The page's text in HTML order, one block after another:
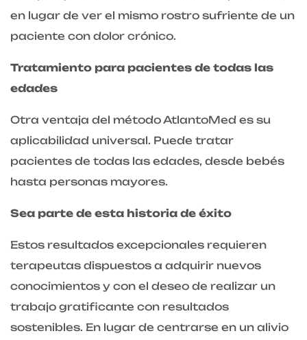
en lugar de ver el mismo rostro sufriente de un
paciente con dolor crónico.
Tratamiento para pacientes de todas las
edades
Otra ventaja del método AtlantoMed es su
aplicabilidad universal. Puede tratar
pacientes de todas las edades, desde bebés
hasta personas mayores.
Sea parte de esta historia de éxito
Estos resultados excepcionales requieren
terapeutas dispuestos a adquirir nuevos
conocimientos y con el deseo de realizar un
trabajo gratificante con resultados
sostenibles. En lugar de centrarse en un alivio